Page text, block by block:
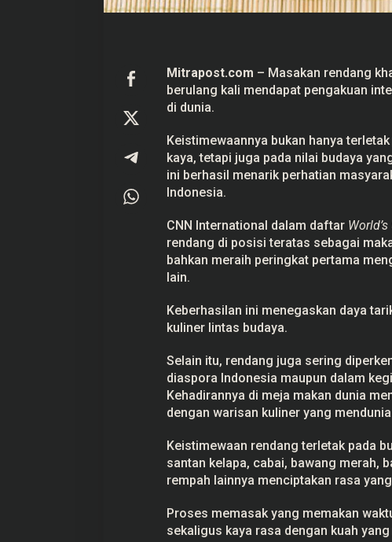
i
a
Mitrapost.com – Masakan rendang
berulang kali mendapat pengakuan
di dunia.
Keistimewaannya bukan hanya
kaya, tetapi juga pada nilai budaya
ini berhasil menarik perhatian
Indonesia.
CNN International dalam daftar
rendang di posisi teratas sebagai
bahkan meraih peringkat pertama
lain.
Keberhasilan ini menegaskan daya
kuliner lintas budaya.
Selain itu, rendang juga sering
diaspora Indonesia maupun dalam
Kehadirannya di meja makan dunia
dengan warisan kuliner yang
Keistimewaan rendang terletak pada
santan kelapa, cabai, bawang merah,
rempah lainnya menciptakan rasa
Proses memasak yang memakan
sekaligus kaya rasa dengan kuah
Prabowo Akan Pidato di Sidang
PBB: Seperti Mengulang Sejarah
22 September 2025
Hitungan Harta